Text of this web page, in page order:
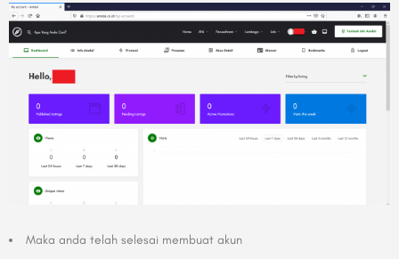
Maka anda telah selesai membuat akun